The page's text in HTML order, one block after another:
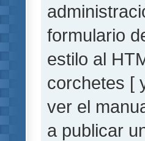
formulario
estilo al
corchetes [
ver el
a publicar